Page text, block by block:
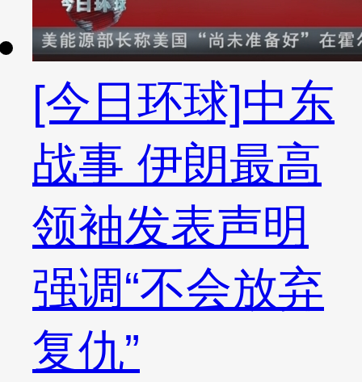
[今日环球]中东
战事 伊朗最高
领袖发表声明
强调“不会放弃
复仇”